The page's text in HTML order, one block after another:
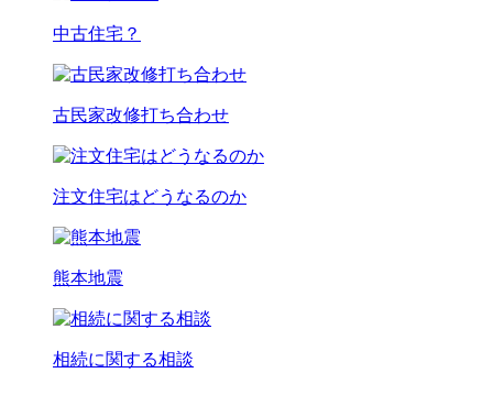
中古住宅？
古民家改修打ち合わせ
注文住宅はどうなるのか
熊本地震
相続に関する相談